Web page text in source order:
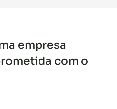
empresa
com o